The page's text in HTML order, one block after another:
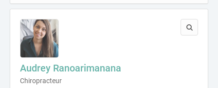
Audrey Ranoarimanana
Chiropracteur